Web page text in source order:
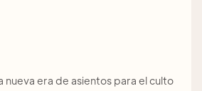
nueva era de asientos para el culto